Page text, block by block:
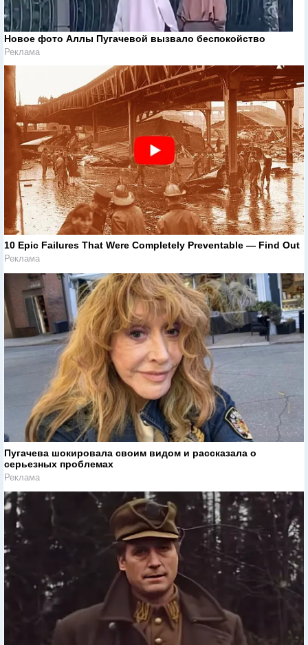
Новое фото Аллы Пугачевой вызвало беспокойство
Реклама
10 Epic Failures That Were Completely Preventable — Find Out
Реклама
Пугачева шокировала своим видом и рассказала о
серьезных проблемах
Реклама